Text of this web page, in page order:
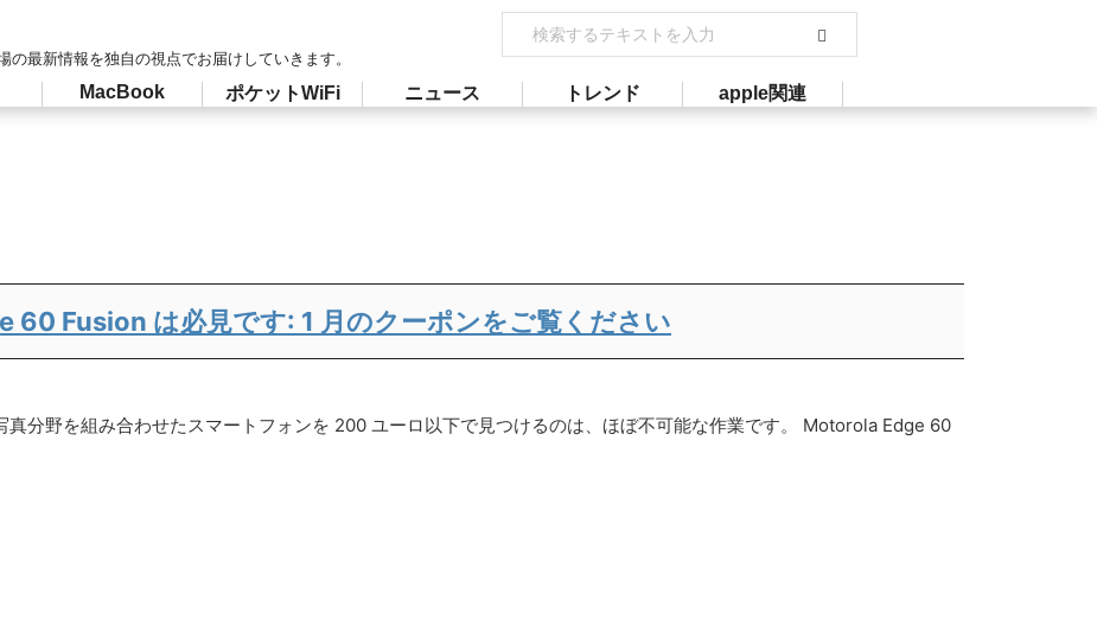
最新情報を独自の視点でお届けしていきます。
MacBook ポケットWiFi ニュース トレンド apple関連
60 Fusion は必見です: 1 月のクーポンをご覧ください
真分野を組み合わせたスマートフォンを 200 ユーロ以下で見つけるのは、ほぼ不可能な作業です。 Motorola Edge 60